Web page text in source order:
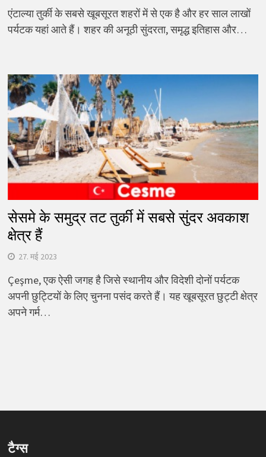
एंटाल्या तुर्की के सबसे खूबसूरत शहरों में से एक है और हर साल लाखों
पर्यटक यहां आते हैं। शहर की अनूठी सुंदरता, समृद्ध इतिहास और…
सेसमे के समुद्र तट तुर्की में सबसे सुंदर अवकाश
क्षेत्र हैं
27. मई 2023
Çeşme, एक ऐसी जगह है जिसे स्थानीय और विदेशी दोनों पर्यटक
अपनी छुट्टियों के लिए चुनना पसंद करते हैं। यह खूबसूरत छुट्टी क्षेत्र
अपने गर्म…
टैग्स